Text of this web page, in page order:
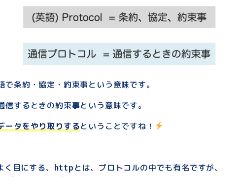
で条約・協定・約束事という意味です。
信するときの約束事という意味です。
ータをやり取りするということですね！
目にする、 httpとは、プロトコルの中でも有名ですが、